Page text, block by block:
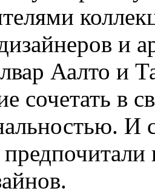
и
Аалто и
сочетать в
И